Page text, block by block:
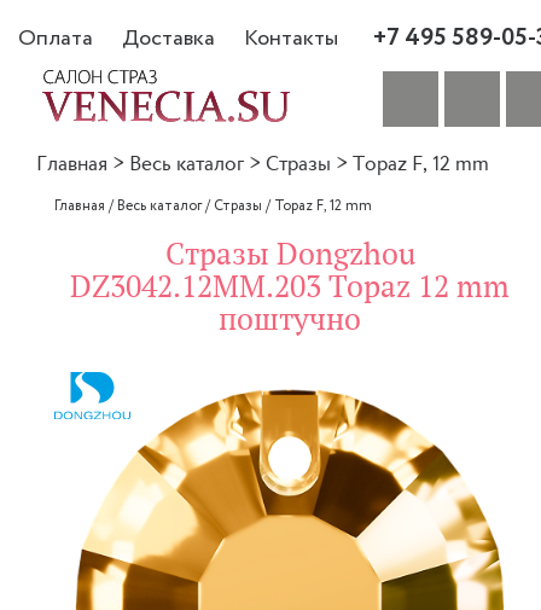
Оплата Доставка Контакты +7 495 589-
Главная > Весь каталог > Стразы > Topaz F, 12 mm
Главная /Весь каталог/Стразы /Topaz F, 12 mm
Стразы Dongzhou
DZ3042.12MM.203 Topaz 12 mm
поштучно